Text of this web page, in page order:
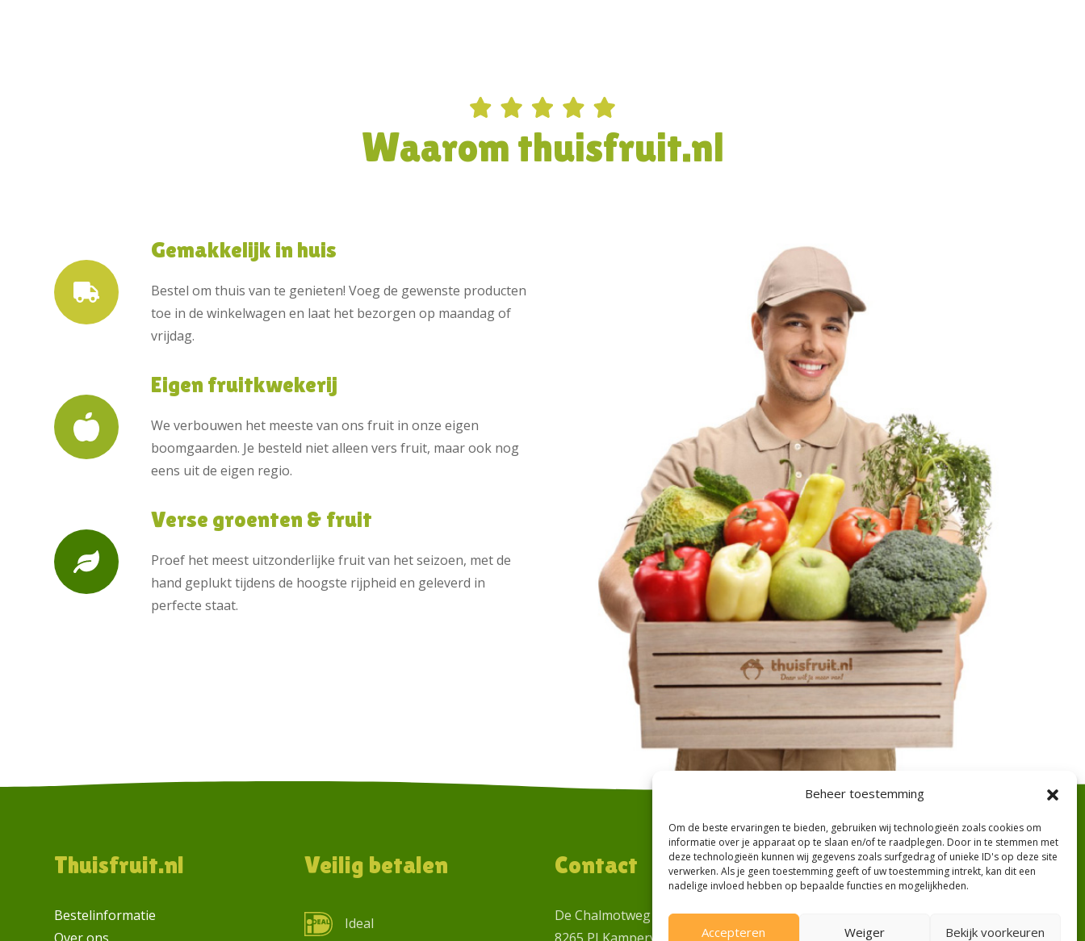
Beheer toestemming
Om de beste ervaringen te bieden, gebruiken wij technologieën zoals cookies om
informatie over je apparaat op te slaan en/of te raadplegen. Door in te stemmen met
deze technologieën kunnen wij gegevens zoals surfgedrag of unieke ID's op deze site
verwerken. Als je geen toestemming geeft of uw toestemming intrekt, kan dit een
nadelige invloed hebben op bepaalde functies en mogelijkheden.
Accepteren Weiger Bekijk voorkeuren
Waarom thuisfruit.nl
Gemakkelijk in huis
Bestel om thuis van te genieten! Voeg de gewenste producten
toe in de winkelwagen en laat het bezorgen op maandag of
vrijdag.
Eigen fruitkwekerij
We verbouwen het meeste van ons fruit in onze eigen
boomgaarden. Je besteld niet alleen vers fruit, maar ook nog
eens uit de eigen regio.
Verse groenten & fruit
Proef het meest uitzonderlijke fruit van het seizoen, met de
hand geplukt tijdens de hoogste rijpheid en geleverd in
perfecte staat.
Thuisfruit.nl
Bestelinformatie
Veilig betalen
Ideal
Contact
De Chalmotweg 1
Openingstijden